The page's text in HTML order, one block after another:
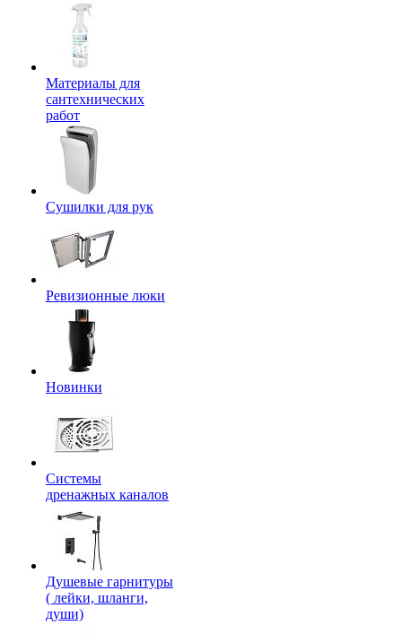
Материалы для
сантехнических
работ
Сушилки для рук
Ревизионные люки
Новинки
Системы
дренажных каналов
Душевые гарнитуры
( лейки, шланги,
души)